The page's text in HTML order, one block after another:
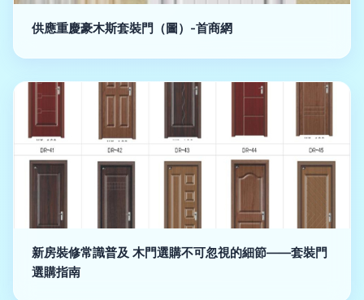
供應重慶豪木斯套裝門（圖）-首商網
新房裝修常識普及 木門選購不可忽視的細節——套裝門
選購指南